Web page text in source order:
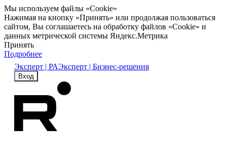
Мы используем файлы «Cookie»
Нажимая на кнопку «Принять» или продолжая пользоваться
сайтом, Вы соглашаетесь на обработку файлов «Cookie» и
данных метрической системы Яндекс.Метрика
Принять
Подробнее
Эксперт | РАЭксперт | Бизнес-решения
Вход